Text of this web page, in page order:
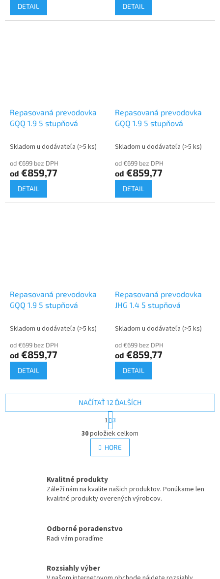
DETAIL DETAIL
Repasovaná prevodovka
GQQ 1.9 5 stupňová
Skladom u dodávateľa (>5 ks)
od €699 bez DPH
od €859,77
DETAIL
Repasovaná prevodovka
GQQ 1.9 5 stupňová
Skladom u dodávateľa (>5 ks)
od €699 bez DPH
od €859,77
DETAIL
Repasovaná prevodovka
GQQ 1.9 5 stupňová
Skladom u dodávateľa (>5 ks)
od €699 bez DPH
od €859,77
DETAIL
Repasovaná prevodovka
JHG 1.4 5 stupňová
Skladom u dodávateľa (>5 ks)
od €699 bez DPH
od €859,77
DETAIL
O
v
l
á
c
i
e
v
NAČÍTAŤ 12 ĎALŠÍCH
t
r
á
n
k
n
i
1 3
30položiek celkom
HORE
Kvalitné produkty
Záleží nám na kvalite našich produktov. Ponúkame len
kvalitné produkty overených výrobcov.
Odborné poradenstvo
Radi vám poradíme
Rozsiahly výber